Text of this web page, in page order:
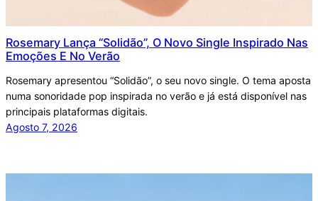
Rosemary Lança “Solidão”, O Novo Single Inspirado Nas
Emoções E No Verão
Rosemary apresentou “Solidão”, o seu novo single. O tema aposta
numa sonoridade pop inspirada no verão e já está disponível nas
principais plataformas digitais.
Agosto 7, 2026